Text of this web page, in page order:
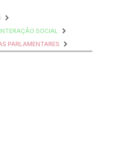
SOCIAL
PARLAMENTARES